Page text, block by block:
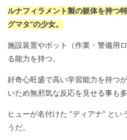
ルナフィラメント製の躯体を持つ
グマタ”の少女。
施設装置やボット（作業・警備用
る能力を持つ。
好奇心旺盛で高い学習能力を持つ
いため無邪気な反応を見せる事も多
ヒューが名付けた “ディアナ” とい
うだ。